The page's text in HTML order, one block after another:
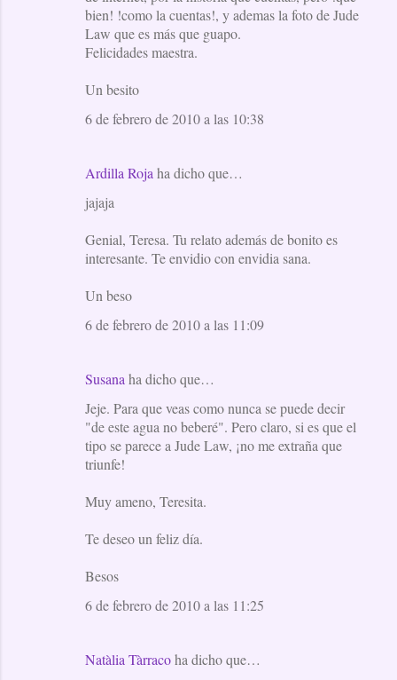
bien! !como la cuentas!, y ademas la foto de Jude
Law que es más que guapo.
Felicidades maestra.
Un besito
6 de febrero de 2010 a las 10:38
Ardilla Roja ha dicho que…
jajaja
Genial, Teresa. Tu relato además de bonito es
interesante. Te envidio con envidia sana.
Un beso
6 de febrero de 2010 a las 11:09
Susana ha dicho que…
Jeje. Para que veas como nunca se puede decir
"de este agua no beberé". Pero claro, si es que el
tipo se parece a Jude Law, ¡no me extraña que
triunfe!
Muy ameno, Teresita.
Te deseo un feliz día.
Besos
6 de febrero de 2010 a las 11:25
Natàlia Tàrracoha dicho que…